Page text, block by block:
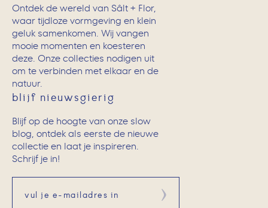
Ontdek de wereld van Sâlt + Flor,
waar tijdloze vormgeving en klein
geluk samenkomen. Wij vangen
mooie momenten en koesteren
deze. Onze collecties nodigen uit
om te verbinden met elkaar en de
natuur.
blijf nieuwsgierig
Blijf op de hoogte van onze slow
blog, ontdek als eerste de nieuwe
collectie en laat je inspireren.
Schrijf je in!
Aanmelden